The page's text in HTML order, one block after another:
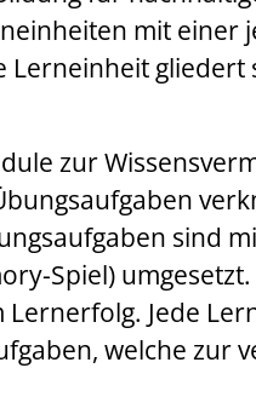
mit einer
gliedert
zur
sind
Spiel)
Jede
welche zur